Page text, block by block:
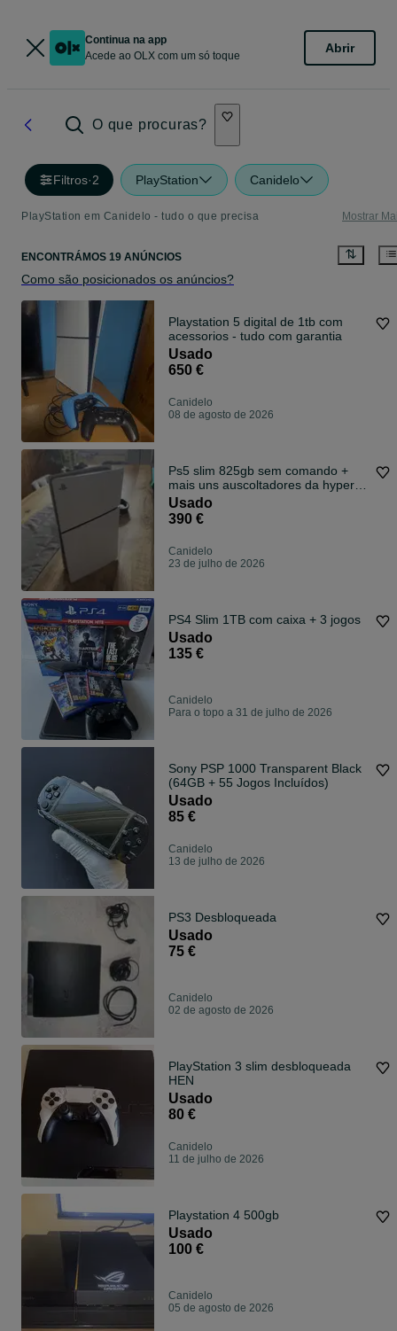
Continua na app
Acede ao OLX com um só toque
Abrir
O que procuras?
Filtros·2 PlayStation Canidelo
PlayStation em Canidelo - tudo o que precisa Mostrar
ENCONTRÁMOS 19 ANÚNCIOS
Como são posicionados os anúncios?
Playstation 5 digital de 1tb com
acessorios - tudo com garantia
Usado
650 €
Canidelo
08 de agosto de 2026
Ps5 slim 825gb sem comando +
mais uns auscoltadores da hyperx
e um monitor da acer de 200Hz
Usado
390 €
Canidelo
23 de julho de 2026
PS4 Slim 1TB com caixa + 3 jogos
Usado
135 €
Canidelo
Para o topo a 31 de julho de 2026
Sony PSP 1000 Transparent Black
(64GB + 55 Jogos Incluídos)
Usado
85 €
Canidelo
13 de julho de 2026
PS3 Desbloqueada
Usado
75 €
Canidelo
02 de agosto de 2026
PlayStation 3 slim desbloqueada
HEN
Usado
80 €
Canidelo
11 de julho de 2026
Playstation 4 500gb
Usado
100 €
Canidelo
05 de agosto de 2026